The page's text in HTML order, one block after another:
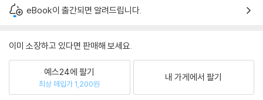
eBook이 출간되면 알려드립니다.
이미 소장하고 있다면 판매해 보세요.
예스24에 팔기
최상 매입가 1,200원
내 가게에서 팔기